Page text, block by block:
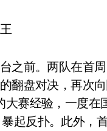
之前。两队在首
翻盘对决，再次
大赛经验，一度在
起反扑。此外，